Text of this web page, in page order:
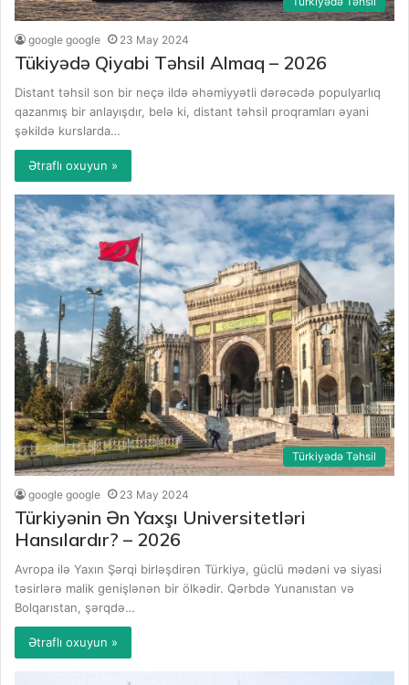
google google 23 May 2024
Tükiyədə Qiyabi Təhsil Almaq – 2026
Distant təhsil son bir neçə ildə əhəmiyyətli dərəcədə populyarlıq
qazanmış bir anlayışdır, belə ki, distant təhsil proqramları əyani
şəkildə kurslarda…
Ətraflı oxuyun »
Türkiyədə Təhsil
google google 23 May 2024
Türkiyənin Ən Yaxşı Universitetləri
Hansılardır? – 2026
Avropa ilə Yaxın Şərqi birləşdirən Türkiyə, güclü mədəni və siyasi
təsirlərə malik genişlənən bir ölkədir. Qərbdə Yunanıstan və
Bolqarıstan, şərqdə…
Ətraflı oxuyun »